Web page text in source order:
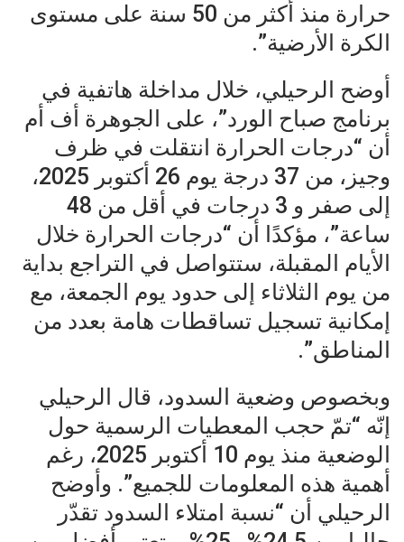
حرارة منذ أكثر من 50 سنة على مستوى
الكرة الأرضية”.
أوضح الرحيلي، خلال مداخلة هاتفية في
برنامج صباح الورد”، على الجوهرة أف أم
أن “درجات الحرارة انتقلت في ظرف
وجيز، من 37 درجة يوم 26 أكتوبر 2025،
إلى صفر و 3 درجات في أقل من 48
ساعة”، مؤكدًا أن “درجات الحرارة خلال
الأيام المقبلة، ستتواصل في التراجع بداية
من يوم الثلاثاء إلى حدود يوم الجمعة، مع
إمكانية تسجيل تساقطات هامة بعدد من
المناطق”.
وبخصوص وضعية السدود، قال الرحيلي
إنّه “تمّ حجب المعطيات الرسمية حول
الوضعية منذ يوم 10 أكتوبر 2025، رغم
أهمية هذه المعلومات للجميع”. وأوضح
الرحيلي أن “نسبة امتلاء السدود تقدّر